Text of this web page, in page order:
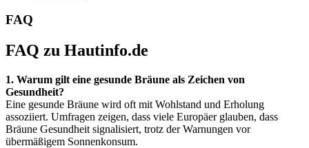
FAQ
FAQ zu Hautinfo.de
1. Warum gilt eine gesunde Bräune als Zeichen von
Gesundheit?
Eine gesunde Bräune wird oft mit Wohlstand und Erholung
assoziiert. Umfragen zeigen, dass viele Europäer glauben, dass
Bräune Gesundheit signalisiert, trotz der Warnungen vor
übermäßigem Sonnenkonsum.